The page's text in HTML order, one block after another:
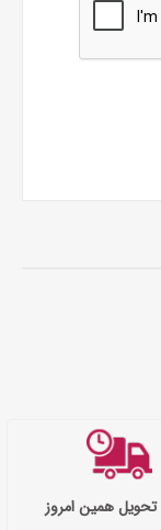
تحویل همین امروز